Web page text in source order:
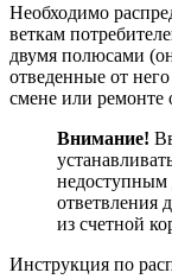
Необходимо
веткам
двумя полюсами
отведенные от
смене или ремонте
Внимание!
недоступным
ответвления
из счетной
Инструкция по